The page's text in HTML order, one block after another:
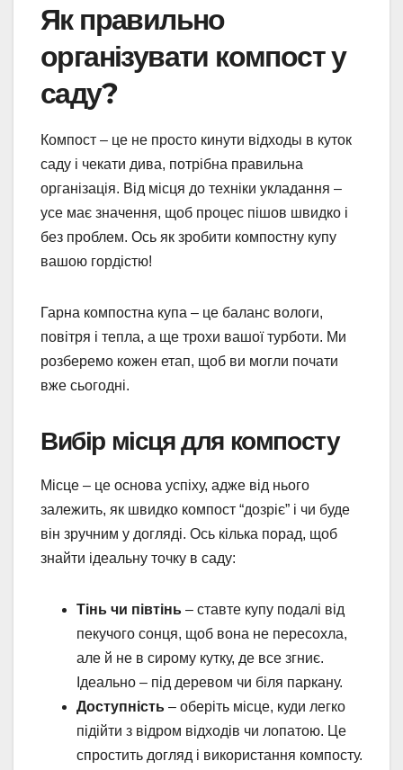
Як правильно
організувати компост у
саду?
Компост – це не просто кинути відходы в куток
саду і чекати дива, потрібна правильна
організація. Від місця до техніки укладання –
усе має значення, щоб процес пішов швидко і
без проблем. Ось як зробити компостну купу
вашою гордістю!
Гарна компостна купа – це баланс вологи,
повітря і тепла, а ще трохи вашої турботи. Ми
розберемо кожен етап, щоб ви могли почати
вже сьогодні.
Вибір місця для компосту
Місце – це основа успіху, адже від нього
залежить, як швидко компост “дозріє” і чи буде
він зручним у догляді. Ось кілька порад, щоб
знайти ідеальну точку в саду:
Тінь чи півтінь – ставте купу подалі від
пекучого сонця, щоб вона не пересохла,
але й не в сирому кутку, де все згниє.
Ідеально – під деревом чи біля паркану.
Доступність – оберіть місце, куди легко
підійти з відром відходів чи лопатою. Це
спростить догляд і використання компосту.